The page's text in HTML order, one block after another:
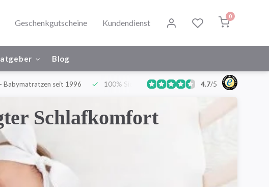
Geschenkgutscheine Kundendienst
0
Blog
Babymatratzen seit 1996 100% Sicher und Hygienisch Deutschlands
4.7/5
Schlafkomfort